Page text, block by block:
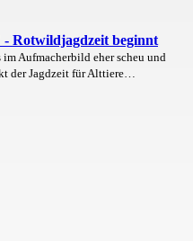
Rotwildjagdzeit beginnt
Aufmacherbild eher scheu und
der Jagdzeit für Alttiere…